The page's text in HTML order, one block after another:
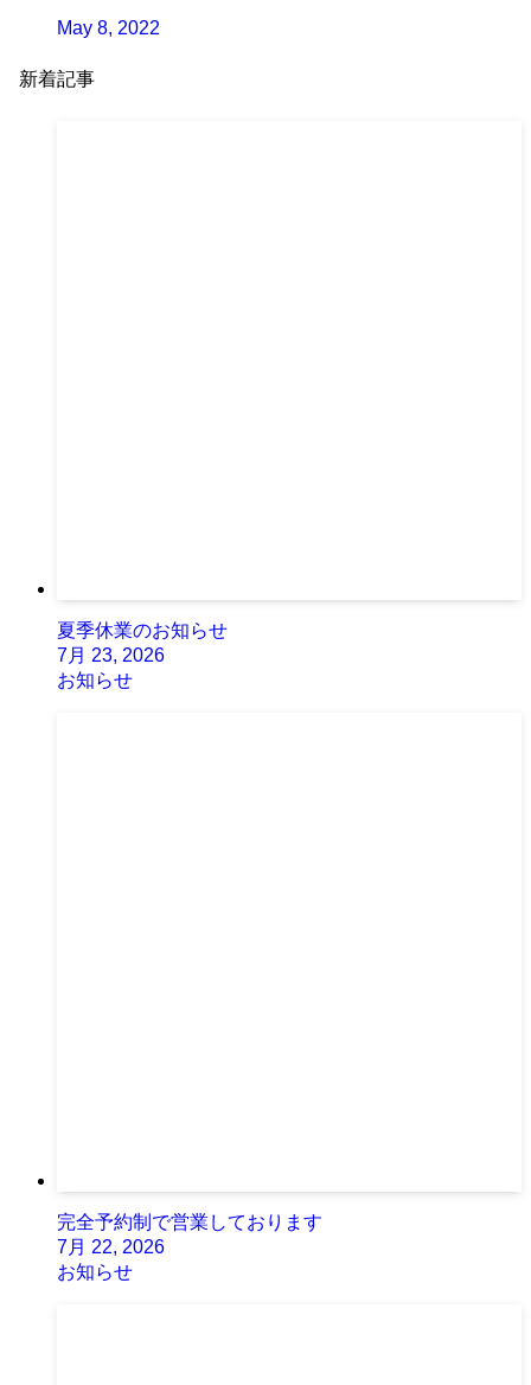
May 8, 2022
新着記事
夏季休業のお知らせ
7月 23, 2026
お知らせ
完全予約制で営業しております
7月 22, 2026
お知らせ